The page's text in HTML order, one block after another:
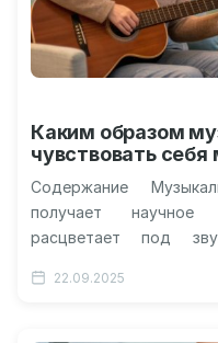
Каким образом
чувствовать
Содержание
получает научное
расцветает под
Механизмы влияния
22.09.2025